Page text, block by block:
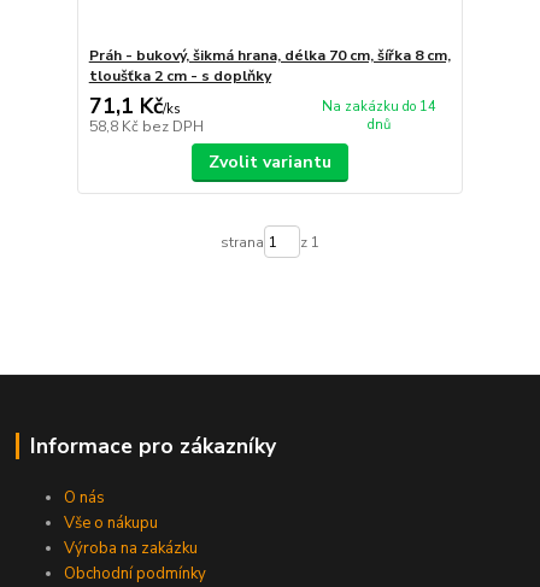
Práh - bukový, šikmá hrana, délka 70 cm, šířka 8 cm,
tloušťka 2 cm - s doplňky
71,1 Kč/ks
58,8 Kč bez DPH
Na zakázku do 14
dnů
Zvolit variantu
strana z 1
Informace pro zákazníky
O nás
Vše o nákupu
Výroba na zakázku
Obchodní podmínky